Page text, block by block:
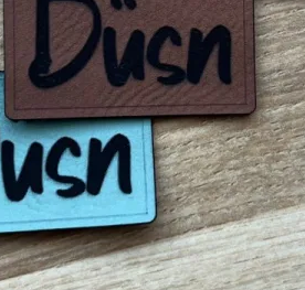
Produkte im Warenkorb.